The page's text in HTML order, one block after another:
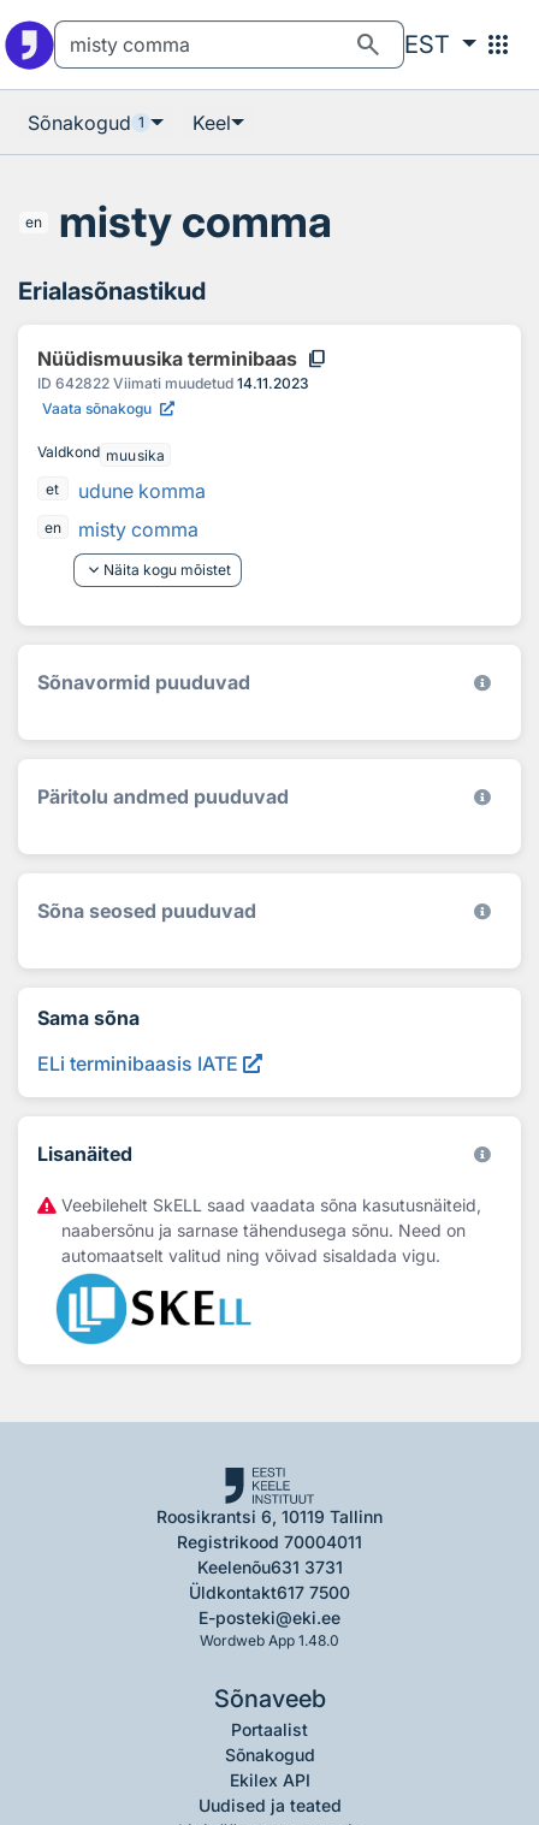
search EST apps
Sõnakogud 1 Keel
en misty comma
Erialasõnastikud
Nüüdismuusika terminibaas content_copy
ID 642822 Viimati muudetud 14.11.2023
Vaata sõnakogu
Valdkond muusika
et
udune komma
en
misty comma
keyboard_arrow_down Näita kogu mõistet
Sõnavormid puuduvad
Päritolu andmed puuduvad
Sõna seosed puuduvad
Sama sõna
ELi terminibaasis IATE
Lisanäited
Veebilehelt SkELL saad vaadata sõna kasutusnäiteid,
naabersõnu ja sarnase tähendusega sõnu. Need on
automaatselt valitud ning võivad sisaldada vigu.
Roosikrantsi 6, 10119 Tallinn
Registrikood 70004011
Keelenõu631 3731
Üldkontakt617 7500
E-posteki@eki.ee
Wordweb App 1.48.0
Sõnaveeb
Portaalist
Sõnakogud
Ekilex API
Uudised ja teated